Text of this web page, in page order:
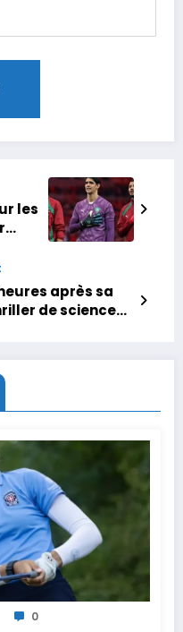
les
après sa
de science-
plus de 70 pays
0